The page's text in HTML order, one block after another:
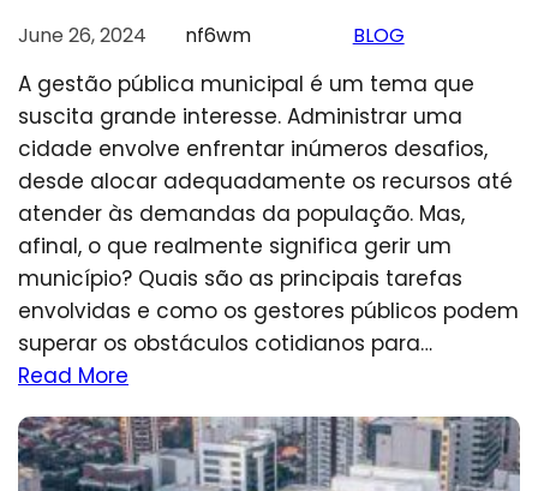
June 26, 2024 nf6wm BLOG
A gestão pública municipal é um tema que
suscita grande interesse. Administrar uma
cidade envolve enfrentar inúmeros desafios,
desde alocar adequadamente os recursos até
atender às demandas da população. Mas,
afinal, o que realmente significa gerir um
município? Quais são as principais tarefas
envolvidas e como os gestores públicos podem
superar os obstáculos cotidianos para…
Read More